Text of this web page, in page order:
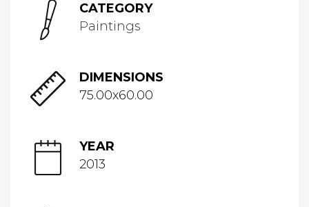
CATEGORY
Paintings
DIMENSIONS
75.00x60.00
YEAR
2013